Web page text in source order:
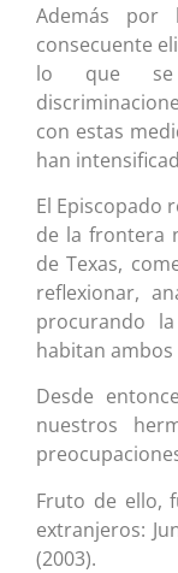
Además por
consecuente
lo que se
con estas
han
El Episcopado
de la frontera
de Texas,
reflexionar,
procurando
habitan
Desde
nuestros
Fruto de ello,
extranjeros:
(2003).